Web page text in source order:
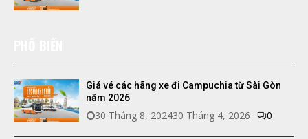
Giá vé các hãng xe đi Campuchia từ Sài Gòn
năm 2026
30 Tháng 8, 202430 Tháng 4, 2026 0